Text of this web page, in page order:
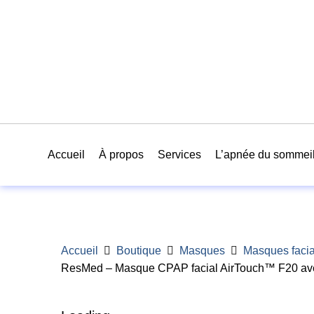
Accueil À propos Services L’apnée du
Accueil Boutique Masques
Masques
ResMed – Masque CPAP facial AirTouch™ F20